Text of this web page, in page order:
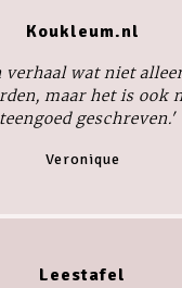
Koukleum.nl
verhaal wat niet
maar het is ook
geschreven.'
Veronique
Leestafel